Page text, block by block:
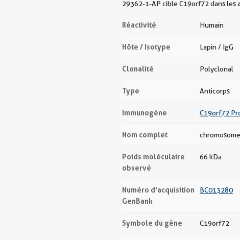
29362-1-AP cible C19orf72 dans les
Réactivité Humain
Hôte / Isotype Lapin / IgG
Clonalité Polyclonal
Type Anticorps
Immunogène C19orf72
Nom complet
Poids moléculaire
observé
66 kDa
Numéro d’acquisition
GenBank
BC013280
Symbole du gène C19orf72